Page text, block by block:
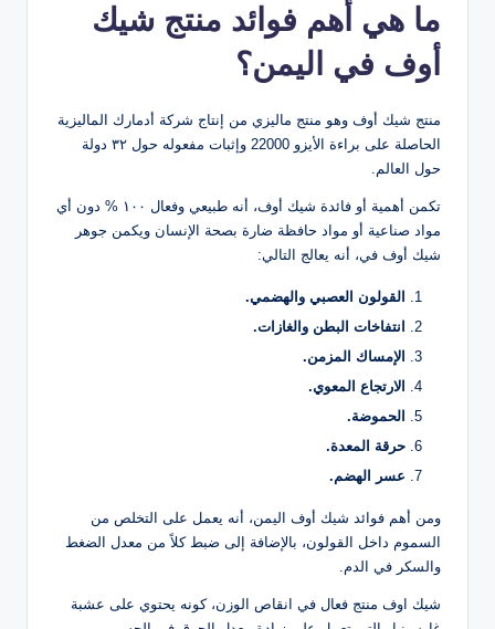
ما هي أهم فوائد منتج شيك
أوف في اليمن؟
منتج شيك أوف وهو منتج ماليزي من إنتاج شركة أدمارك الماليزية
الحاصلة على براءة الأيزو 22000 وإثبات مفعوله حول ٣٢ دولة
حول العالم.
تكمن أهمية أو فائدة شيك أوف، أنه طبيعي وفعال ١٠٠ % دون أي
مواد صناعية أو مواد حافظة ضارة بصحة الإنسان ويكمن جوهر
شيك أوف في، أنه يعالج التالي:
القولون العصبي والهضمي.
انتفاخات البطن والغازات.
الإمساك المزمن.
الارتجاع المعوي.
الحموضة.
حرقة المعدة.
عسر الهضم.
ومن أهم فوائد شيك أوف اليمن، أنه يعمل على التخلص من
السموم داخل القولون، بالإضافة إلى ضبط كلاً من معدل الضغط
والسكر في الدم.
شيك اوف منتج فعال في انقاص الوزن، كونه يحتوي على عشبة